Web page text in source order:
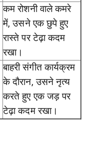
कम रोशनी वाले कमरे
में, उसने एक छुपे हुए
रास्ते पर टेढ़ा कदम
रखा।
बाहरी संगीत कार्यक्रम
के दौरान, उसने नृत्य
करते हुए एक जड़ पर
टेढ़ा कदम रखा।